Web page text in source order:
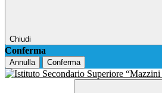
Chiudi
Conferma
Annulla Conferma